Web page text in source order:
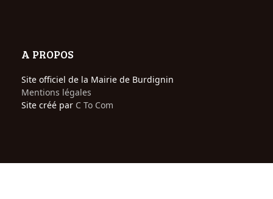
A PROPOS
Site officiel de la Mairie de Burdignin
Mentions légales
Site créé par C To Com